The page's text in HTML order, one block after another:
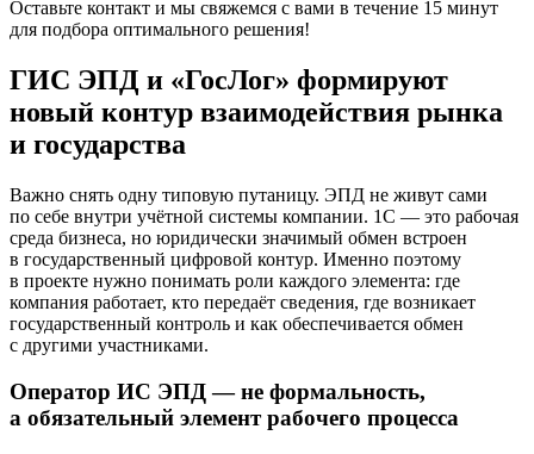
Оставьте контакт и мы свяжемся с вами в течение 15 минут
для подбора оптимального решения!
ГИС ЭПД и «ГосЛог» формируют
новый контур взаимодействия рынка
и государства
Важно снять одну типовую путаницу. ЭПД не живут сами
по себе внутри учётной системы компании. 1С — это рабочая
среда бизнеса, но юридически значимый обмен встроен
в государственный цифровой контур. Именно поэтому
в проекте нужно понимать роли каждого элемента: где
компания работает, кто передаёт сведения, где возникает
государственный контроль и как обеспечивается обмен
с другими участниками.
Оператор ИС ЭПД — не формальность,
а обязательный элемент рабочего процесса